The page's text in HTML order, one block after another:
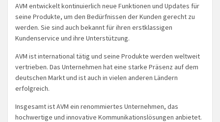
AVM entwickelt kontinuierlich neue Funktionen und Updates für
seine Produkte, um den Bedürfnissen der Kunden gerecht zu
werden. Sie sind auch bekannt für ihren erstklassigen
Kundenservice und ihre Unterstützung.
AVM ist international tätig und seine Produkte werden weltweit
vertrieben. Das Unternehmen hat eine starke Präsenz auf dem
deutschen Markt und ist auch in vielen anderen Ländern
erfolgreich.
Insgesamt ist AVM ein renommiertes Unternehmen, das
hochwertige und innovative Kommunikationslösungen anbietet.